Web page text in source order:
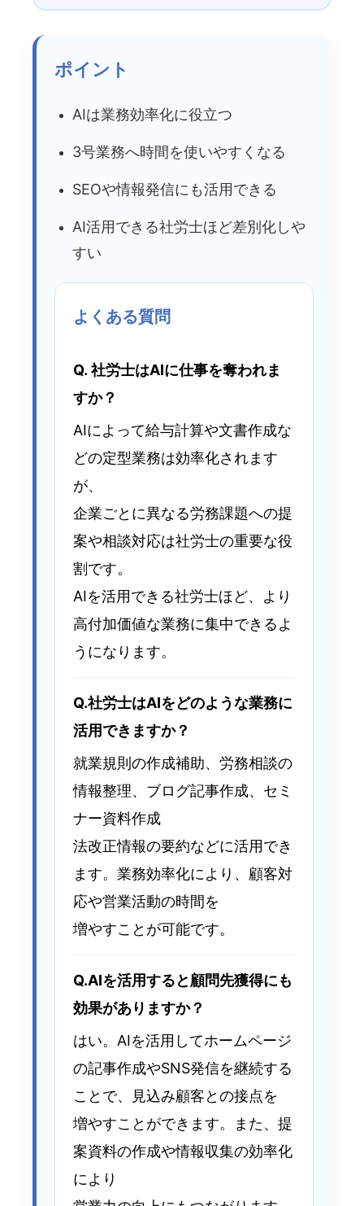
ポイント
AIは業務効率化に役立つ
3号業務へ時間を使いやすくなる
SEOや情報発信にも活用できる
AI活用できる社労士ほど差別化しや
すい
よくある質問
Q. 社労士はAIに仕事を奪われま
すか？
AIによって給与計算や文書作成な
どの定型業務は効率化されます
が、
企業ごとに異なる労務課題への提
案や相談対応は社労士の重要な役
割です。
AIを活用できる社労士ほど、より
高付加価値な業務に集中できるよ
うになります。
Q.社労士はAIをどのような業務に
活用できますか？
就業規則の作成補助、労務相談の
情報整理、ブログ記事作成、セミ
ナー資料作成
法改正情報の要約などに活用でき
ます。業務効率化により、顧客対
応や営業活動の時間を
増やすことが可能です。
Q.AIを活用すると顧問先獲得にも
効果がありますか？
はい。AIを活用してホームページ
の記事作成やSNS発信を継続する
ことで、見込み顧客との接点を
増やすことができます。また、提
案資料の作成や情報収集の効率化
により